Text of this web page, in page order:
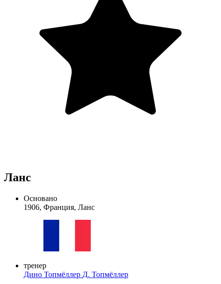
Ланс
Основано
1906, Франция, Ланс
тренер
Дино Топмёллер Д. Топмёллер